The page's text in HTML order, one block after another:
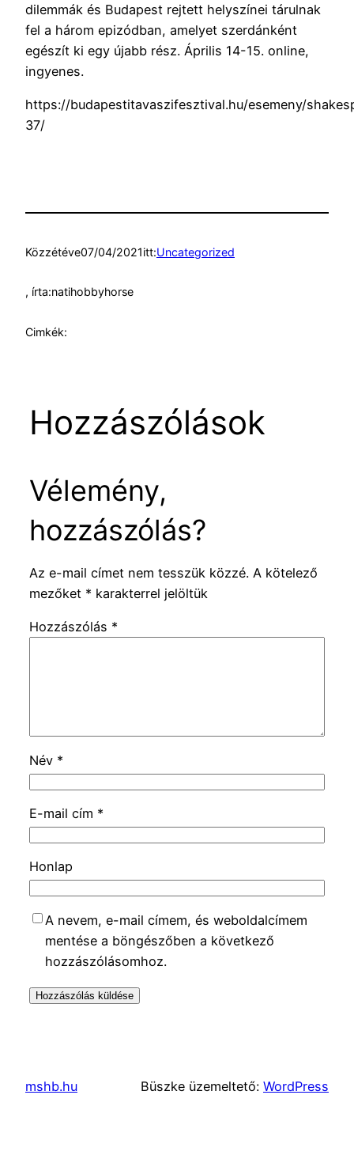
dilemmák és Budapest rejtett helyszínei tárulnak
fel a három epizódban, amelyet szerdánként
egészít ki egy újabb rész. Április 14-15. online,
ingyenes.
https://budapestitavaszifesztival.hu/esemeny/
37/
Közzétéve07/04/2021itt:Uncategorized
, írta:natihobbyhorse
Cimkék:
Hozzászólások
Vélemény,
hozzászólás?
Az e-mail címet nem tesszük közzé. A kötelező
mezőket * karakterrel jelöltük
Hozzászólás *
Név *
E-mail cím *
Honlap
A nevem, e-mail címem, és weboldalcímem
mentése a böngészőben a következő
hozzászólásomhoz.
mshb.hu Büszke üzemeltető: WordPress